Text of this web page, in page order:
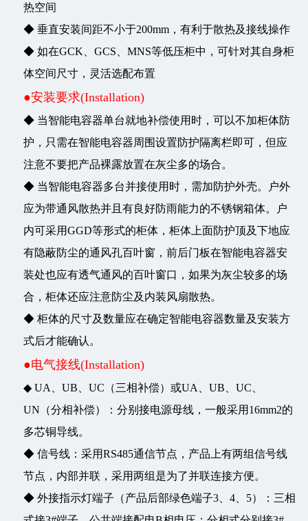
热空间
◆ 垂直安装间距不小于200mm，有利于散热及接线操作
◆ 如在GCK、GCS、MNS等低压柜中，可针对其自身柜
体空间尺寸，灵活选配布置
●安装要求(Installation)
◆ 当智能电容器单台就地补偿使用时，可以不加柜体防
护，只需在智能电容器周围设置防护隔离栏即可，但应
注意不要把产品裸露放置在灰尘多的场合。
◆ 当智能电容器多台并接使用时，需加防护外壳。户外
应为带通风散热并且有良好防雨能力的不锈钢箱体。户
内可采用GGD等形式的柜体，柜体上面防护顶及下地应
有隐蔽防尘的通风孔百叶窗，前后门板在智能电容器安
装处也应有透气通风的百叶窗口，如果为灰尘较多的场
合，柜体还应注意防尘及内装风扇散热。
◆ 柜体的尺寸及数量应在确定智能电容器数量及安装方
式后才能确认。
●电气接线(Installation)
◆ UA、UB、UC（三相补偿）或UA、UB、UC、
UN（分相补偿）：分别接电源母线，一般采用16mm2的
多芯铜导线。
◆ 信号线：采用RS485通信节点，产品上有两组信号线
节点，内部并联，采用两组是为了并联连接方便。
◆ 外接指示灯端子（产品后部绿色端子3、4、5）：三相